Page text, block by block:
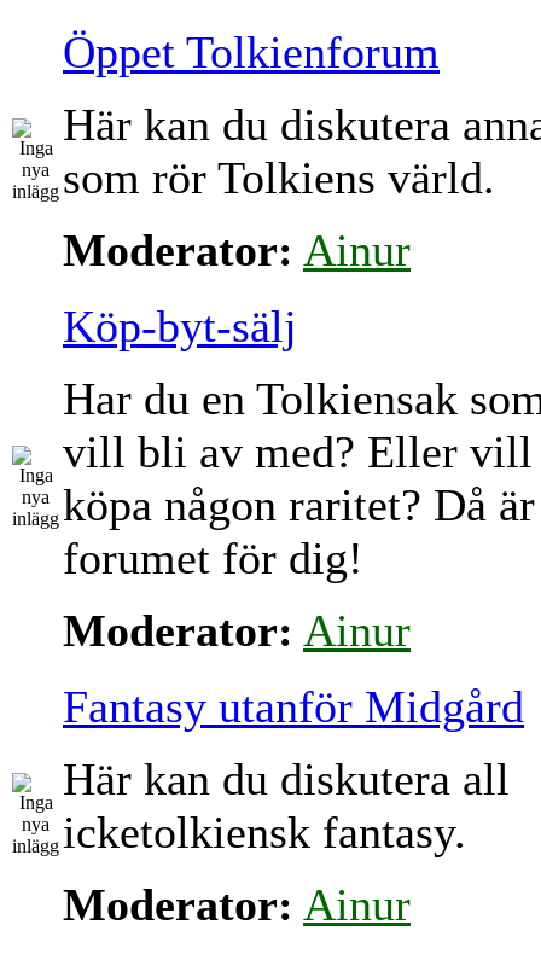
Öppet Tolkienforum
Här kan du diskutera
som rör Tolkiens värld.
Moderator: Ainur
Köp-byt-sälj
Har du en Tolkiensak
vill bli av med? Eller vill
köpa någon raritet? Då
forumet för dig!
Moderator: Ainur
Fantasy utanför Midgård
Här kan du diskutera all
icketolkiensk fantasy.
Moderator: Ainur